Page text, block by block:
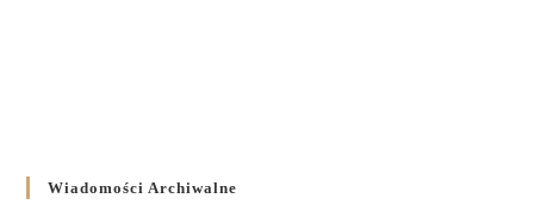
Wiadomości Archiwalne